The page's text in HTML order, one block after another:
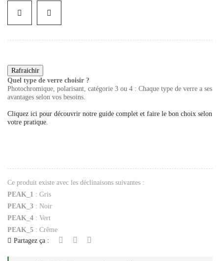
Quel type de verre choisir ?
Photochromique, polarisant, catégorie 3 ou 4 : Chaque type de verre a ses
avantages selon vos besoins.
Cliquez ici pour découvrir notre guide complet et faire le bon choix selon
votre pratique.
Ce produit existe avec les déclinaisons suivantes :
PEAK_1 : Gris
PEAK_3 : Noir
PEAK_4 : Vert
PEAK_5 : Crême
Partagez ça :